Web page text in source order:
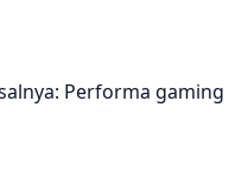
Performa